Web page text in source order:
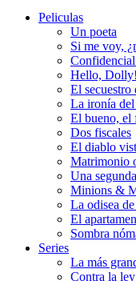
Peliculas
Un poeta
Si me voy,
Hello, Dolly!
El secuestro
La ironía
El bueno, el
Dos fiscales
El diablo
Matrimonio
Una
Minions &
La odisea
El
Sombra
Series
La más
Contra la ley